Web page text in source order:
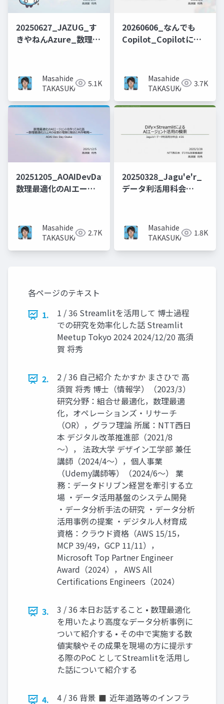
20250627_JAZUG_す
きやねんAzure_数理最
理最適化をより身近な
ものにするために_ー万
博訪問ルート最適化サ
ービスを作ってみたー
Masahide
TAKASUKA
5.1K
20260606_なんでも
Copilot_Copilotによ
「Foundryで創る数理
最適化エージェント」
の協奏・共創・競争
Masahide
TAKASUKA
3.7K
20251205_AOAIDevDayOsaka_
数理最適化のAIエージ
役割の理解と共存戦略
ー
Masahide
TAKASUKA
2.7K
20250328_Jagu'e'r_
データ利活用科会
の模索
Masahide
TAKASUKA
1.8K
各ページのテキスト
1.
1 / 36 Streamlitを活用して 博士過程
での研究を効率化した話 Streamlit
Meetup Tokyo 2024 2024/12/20 高須
賀 将秀
2.
2 / 36 自己紹介 たかすか まさひで 高
須賀 将秀 博士（情報学）（2023/3）
研究分野：組合せ最適化，数理最適
化，オペレーションズ・リサーチ
（OR），グラフ理論 所属：NTT西日
本 デジタル改革推進部（2021/8
～）， 法政大学 デザイン工学部 兼任
講師（2024/4～），個人事業
（Udemy講師等）（2024/6～） 業
務：データドリブン経営を牽引する立
場 ・データ活用基盤のシステム開発
・データ分析手法の研究 ・データ分析
活用事例の提案 ・デジタル人材育成
資格：クラウド資格（AWS 15/15，
MCP 39/49，GCP 11/11），
Microsoft Top Partner Engineer
Award（2024）， AWS All
Certifications Engineers（2024）
3.
3 / 36 本日お話すること • 数理最適化
を用いたより高度なデータ分析事例に
ついて紹介する • その中で実施する数
値実験やその成果を現場の方に提示す
る際のPoC としてStreamlitを活用し
た話について紹介する
4.
4 / 36 背景 ◼ 近年道路等のインフラ